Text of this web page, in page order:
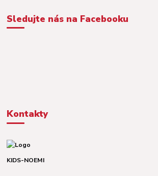
Sledujte nás na Facebooku
Kontakty
KIDS-NOEMI